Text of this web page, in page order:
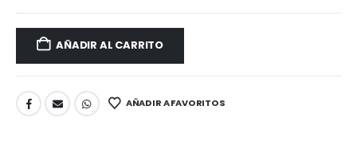
AÑADIR AL CARRITO
AÑADIR A FAVORITOS